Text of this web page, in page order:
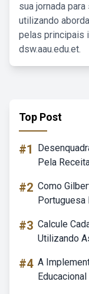
sua jornada
utilizando
pelas principais
dsw.aau.edu.et.
Top Post
#1
Pela
#2 Como
Portuguesa
#3 Calcule
Utilizando
#4 A